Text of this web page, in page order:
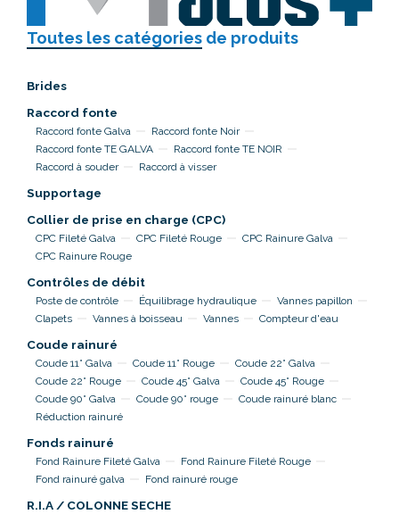
Toutes les catégories de produits
Brides
Raccord fonte
Raccord fonte Galva
Raccord fonte Noir
Raccord fonte TE GALVA
Raccord fonte TE NOIR
Raccord à souder
Raccord à visser
Supportage
Collier de prise en charge (CPC)
CPC Fileté Galva CPC Fileté Rouge
CPC Rainure Galva
CPC Rainure Rouge
Contrôles de débit
Poste de contrôle Équilibrage hydraulique
Vannes papillon
Clapets
Vannes à boisseau Vannes Compteur d'eau
Coude rainuré
Coude 11° Galva Coude 11° Rouge
Coude 22° Galva
Coude 22° Rouge
Coude 45° Galva
Coude 45° Rouge
Coude 90° Galva
Coude 90° rouge
Coude rainuré blanc
Réduction rainuré
Fonds rainuré
Fond Rainure Fileté Galva
Fond Rainure Fileté Rouge
Fond rainuré galva
Fond rainuré rouge
R.I.A / COLONNE SECHE